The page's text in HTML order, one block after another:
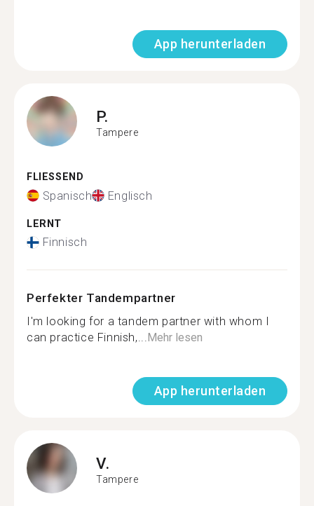
App herunterladen
P.
Tampere
FLIESSEND
Spanisch Englisch
LERNT
Finnisch
Perfekter Tandempartner
I'm looking for a tandem partner with whom I
can practice Finnish,...Mehr lesen
App herunterladen
V.
Tampere